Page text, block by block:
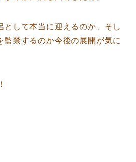
として本当に迎えるのか、そし
監禁するのか今後の展開が気に